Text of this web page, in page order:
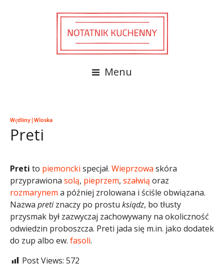
Menu
Wędliny|Włoska
Preti
Preti to piemoncki specjał. Wieprzowa skóra
przyprawiona solą, pieprzem, szałwią oraz
rozmarynem a później zrolowana i ściśle obwiązana.
Nazwa pretiznaczy po prostu ksiądz, bo tłusty
przysmak był zazwyczaj zachowywany na okoliczność
odwiedzin proboszcza. Preti jada się m.in. jako dodatek
do zup albo ew. fasoli.
Post Views: 572